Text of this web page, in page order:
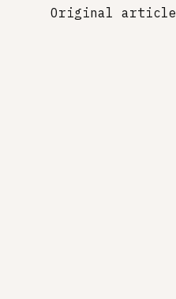
Original article